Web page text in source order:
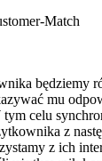
Match
będziemy
mu
celu
z
z ich